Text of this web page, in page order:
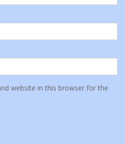
website in this browser for the